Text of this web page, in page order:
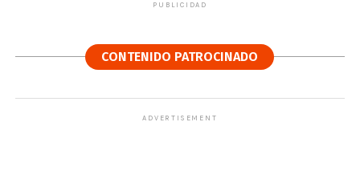
PUBLICIDAD
CONTENIDO PATROCINADO
ADVERTISEMENT